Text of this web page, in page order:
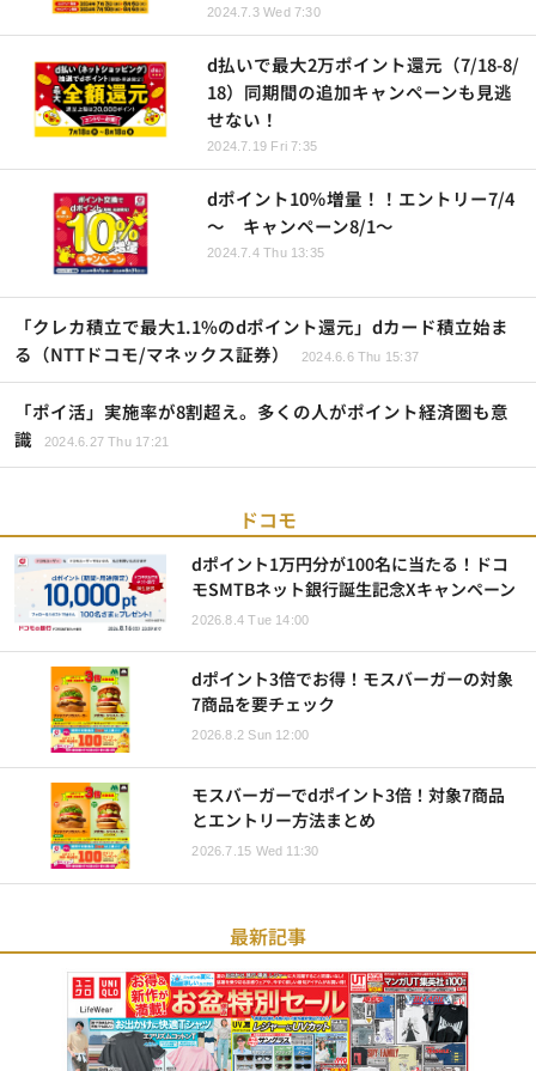
2024.7.3 Wed 7:30
d払いで最大2万ポイント還元（7/18-8/
18）同期間の追加キャンペーンも見逃
せない！
2024.7.19 Fri 7:35
dポイント10％増量！！エントリー7/4
～ キャンペーン8/1～
2024.7.4 Thu 13:35
「クレカ積立で最大1.1%のdポイント還元」dカード積立始ま
る（NTTドコモ/マネックス証券）
2024.6.6 Thu 15:37
「ポイ活」実施率が8割超え。多くの人がポイント経済圏も意
識
2024.6.27 Thu 17:21
ドコモ
dポイント1万円分が100名に当たる！ドコ
モSMTBネット銀行誕生記念Xキャンペーン
2026.8.4 Tue 14:00
dポイント3倍でお得！モスバーガーの対象
7商品を要チェック
2026.8.2 Sun 12:00
モスバーガーでdポイント3倍！対象7商品
とエントリー方法まとめ
2026.7.15 Wed 11:30
最新記事